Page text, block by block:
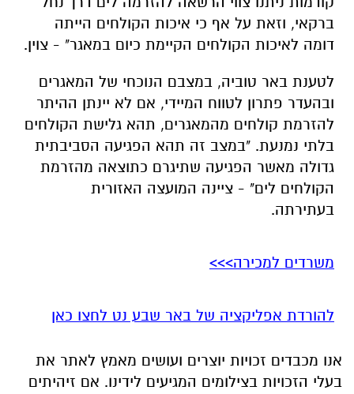
ברקאי, וזאת על אף כי איכות הקולחים הייתה
דומה לאיכות הקולחים הקיימת כיום במאגר" - צוין.
לטענת באר טוביה, במצבם הנוכחי של המאגרים
ובהעדר פתרון לטווח המיידי, אם לא יינתן ההיתר
להזרמת קולחים מהמאגרים, תהא גלישת הקולחים
בלתי נמנעת. "במצב זה תהא הפגיעה הסביבתית
גדולה מאשר הפגיעה שתיגרם כתוצאה מהזרמת
הקולחים לים" - ציינה המועצה האזורית
בעתירתה.
משרדים למכירה>>>
להורדת אפליקציה של באר שבע נט לחצו כאן
אנו מכבדים זכויות יוצרים ועושים מאמץ לאתר את
בעלי הזכויות בצילומים המגיעים לידינו. אם זיהיתים